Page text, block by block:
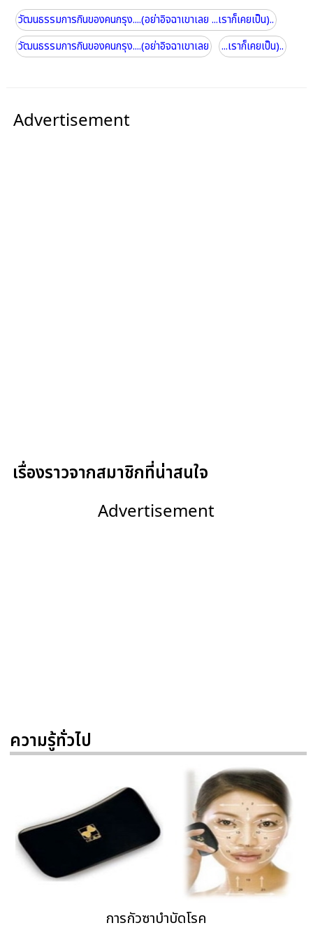
วัฒนธรรมการกินของคนกรุง....(อย่าอิจฉาเขาเลย ...เราก็เคยเป็น)..
วัฒนธรรมการกินของคนกรุง....(อย่าอิจฉาเขาเลย
...เราก็เคยเป็น)..
Advertisement
เรื่องราวจากสมาชิกที่น่าสนใจ
Advertisement
ความรู้ทั่วไป
การกัวซาบำบัดโรค